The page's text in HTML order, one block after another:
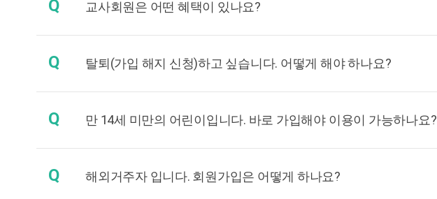
Q 교사회원은 어떤 혜택이 있나요?
Q 탈퇴(가입 해지 신청)하고 싶습니다. 어떻게 해야 하나요?
Q 만 14세 미만의 어린이입니다. 바로 가입해야 이용이 가능하나요?
Q 해외거주자 입니다. 회원가입은 어떻게 하나요?